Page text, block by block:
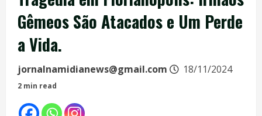
Gêmeos São Atacados e Um Perde
a Vida.
jornalnamidianews@gmail.com 18/11/2024
2 min read